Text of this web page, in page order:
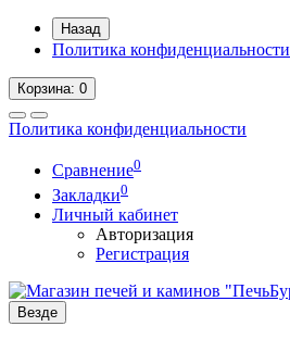
Назад
Политика конфиденциальности
Корзина: 0
Политика конфиденциальности
Сравнение0
Закладки0
Личный кабинет
Авторизация
Регистрация
Везде